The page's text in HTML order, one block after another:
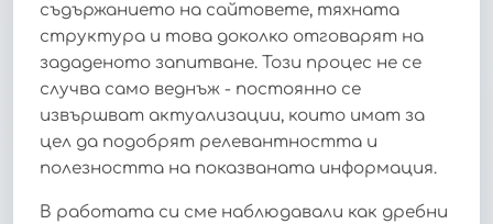
съдържанието на сайтовете, тяхната
структура и това доколко отговарят на
зададеното запитване. Този процес не се
случва само веднъж - постоянно се
извършват актуализации, които имат за
цел да подобрят релевантността и
полезността на показваната информация.
В работата си сме наблюдавали как дребни